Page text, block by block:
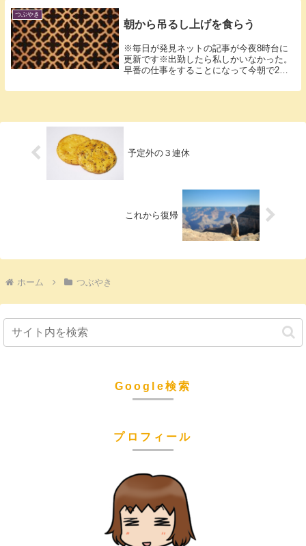
つぶやき
朝から吊るし上げを食らう
※毎日が発見ネットの記事が今夜8時台に
更新です※出勤したら私しかいなかった。
早番の仕事をすることになって今朝で2日
予定外の３連休
これから復帰
ホーム つぶやき
Google検索
プロフィール